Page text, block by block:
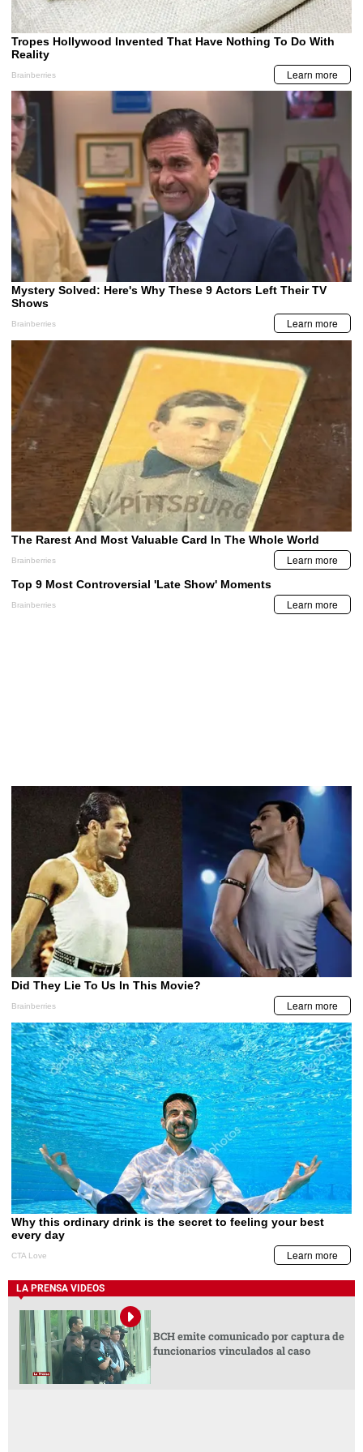
LA PRENSA VIDEOS
BCH emite comunicado por captura de
funcionarios vinculados al caso